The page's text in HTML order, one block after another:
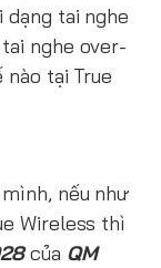
tai nghe
nghe over-
tại True
nếu như
Wireless thì
của QM